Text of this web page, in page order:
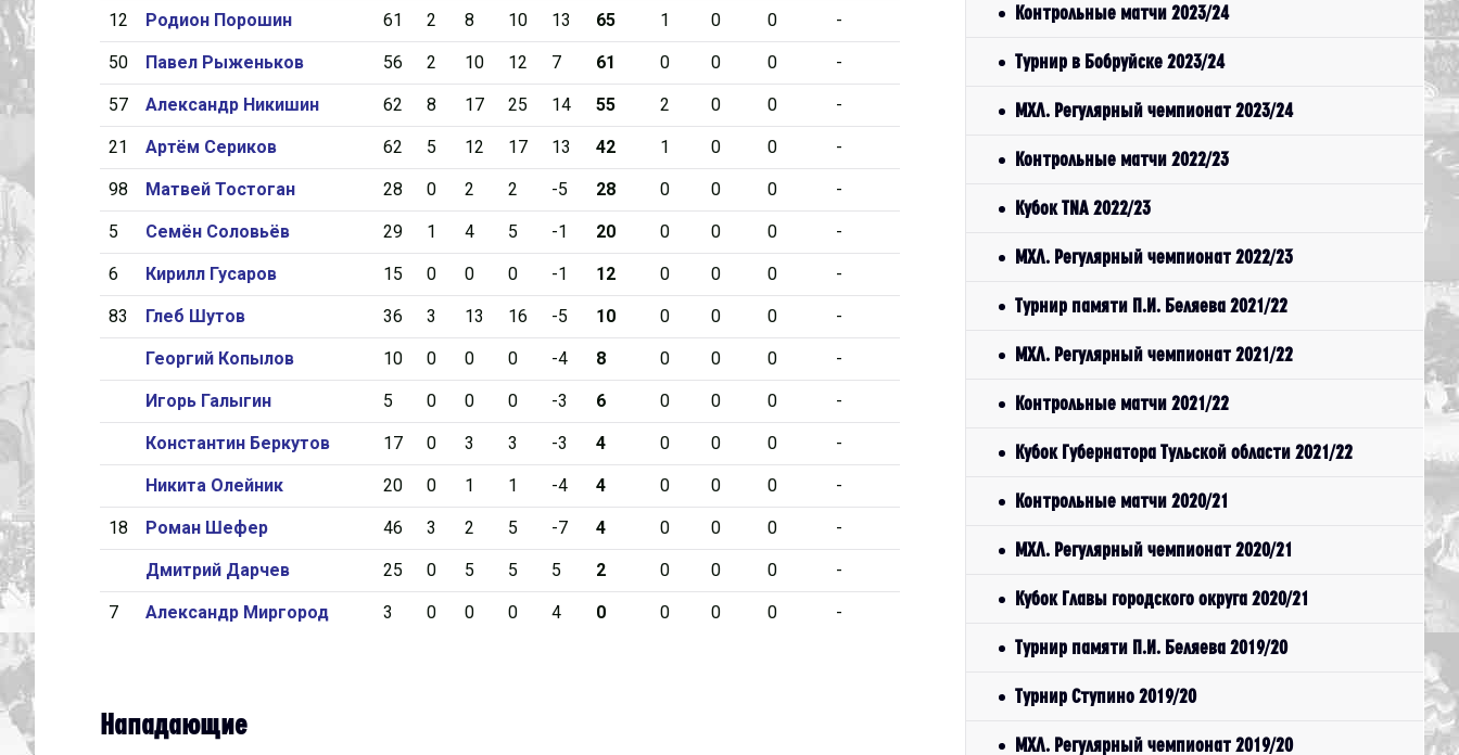
СМО МХК Атлант
Тайфун
ХК Капитан
Спутник Ал
Тюменский Легион
12 Родион Порошин 61 2 8 10 13 65 1 0 0 -
50 Павел Рыженьков 56 2 10 12 7 61 0 0 0 -
57 Александр Никишин 62 8 17 25 14 55 2 0 0 -
21 Артём Сериков 62 5 12 17 13 42 1 0 0 -
98 Матвей Тостоган 28 0 2 2 -5 28 0 0 0 -
5 Семён Соловьёв 29 1 4 5 -1 20 0 0 0 -
6 Кирилл Гусаров 15 0 0 0 -1 12 0 0 0 -
83 Глеб Шутов 36 3 13 16 -5 10 0 0 0 -
Георгий Копылов 10 0 0 0 -4 8 0 0 0 -
Игорь Галыгин 5 0 0 0 -3 6 0 0 0 -
Константин Беркутов 17 0 3 3 -3 4 0 0 0 -
Никита Олейник 20 0 1 1 -4 4 0 0 0 -
18 Роман Шефер 46 3 2 5 -7 4 0 0 0 -
Дмитрий Дарчев 25 0 5 5 5 2 0 0 0 -
7 Александр Миргород 3 0 0 0 4 0 0 0 0 -
Нападающие
Контрольные матчи 2023/24
Турнир в Бобруйске 2023/24
МХЛ. Регулярный чемпионат 2023/24
Контрольные матчи 2022/23
Кубок TNA 2022/23
МХЛ. Регулярный чемпионат 2022/23
Турнир памяти П.И. Беляева 2021/22
МХЛ. Регулярный чемпионат 2021/22
Контрольные матчи 2021/22
Кубок Губернатора Тульской области 2021/22
Контрольные матчи 2020/21
МХЛ. Регулярный чемпионат 2020/21
Кубок Главы городского округа 2020/21
Турнир памяти П.И. Беляева 2019/20
Турнир Ступино 2019/20
МХЛ. Регулярный чемпионат 2019/20